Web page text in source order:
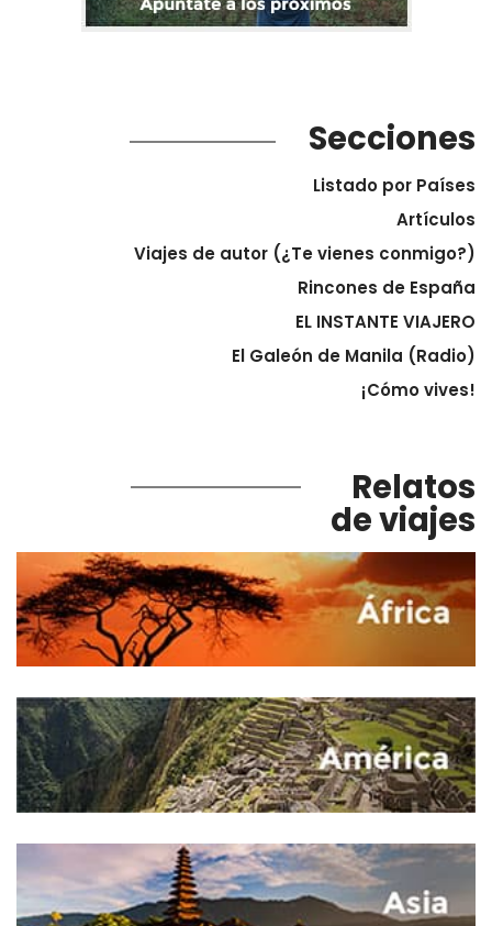
Secciones
Listado por Países
Artículos
Viajes de autor (¿Te vienes conmigo?)
Rincones de España
EL INSTANTE VIAJERO
El Galeón de Manila (Radio)
¡Cómo vives!
Relatos
de viajes